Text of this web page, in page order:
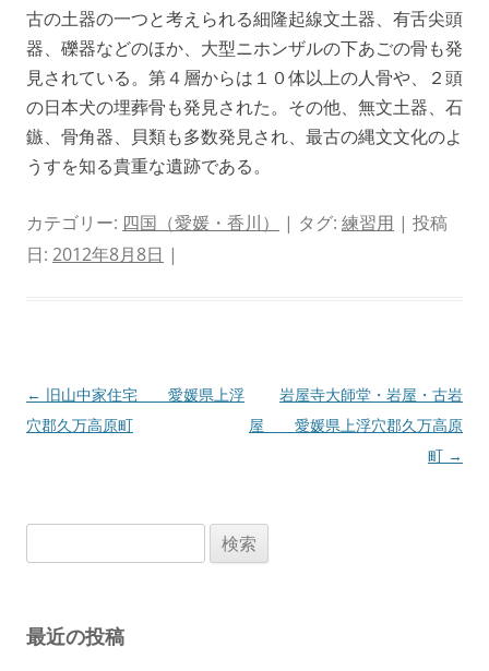
古の土器の一つと考えられる細隆起線文土器、有舌尖頭
器、礫器などのほか、大型ニホンザルの下あごの骨も発
見されている。第４層からは１０体以上の人骨や、２頭
の日本犬の埋葬骨も発見された。その他、無文土器、石
鏃、骨角器、貝類も多数発見され、最古の縄文文化のよ
うすを知る貴重な遺跡である。
カテゴリー: 四国（愛媛・香川） | タグ: 練習用 | 投稿
日: 2012年8月8日 |
投
稿
ン
← 旧山中家住宅 愛媛県上浮
穴郡久万高原町
岩屋寺大師堂・岩屋・古岩
屋 愛媛県上浮穴郡久万高原
町 →
索:
最近の投稿